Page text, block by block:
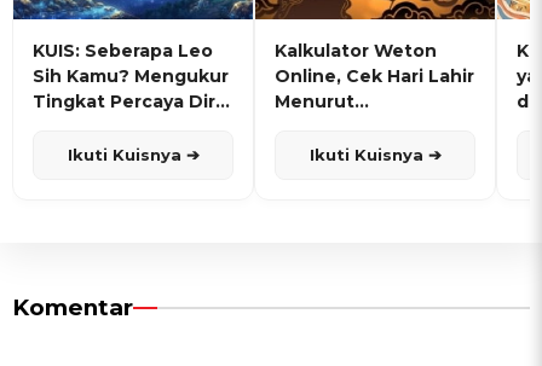
KUIS: Seberapa Leo
Sih Kamu? Mengukur
Tingkat Percaya Diri
Ikuti Kuisnya ➔
Kalkulator Weton
Online, Cek Hari Lahir
Menurut
Ikuti Kuisnya ➔
Komentar